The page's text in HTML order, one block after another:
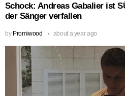
Schock: Andreas Gabalier ist
der Sänger verfallen
by Promiwood about a year ago